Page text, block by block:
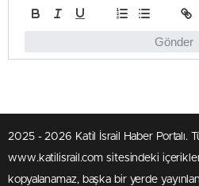
Gönder
2025 - 2026 Katil İsrail Haber Portalı.
www.katilisrail.com sitesindeki
kopyalanamaz, başka bir yerde